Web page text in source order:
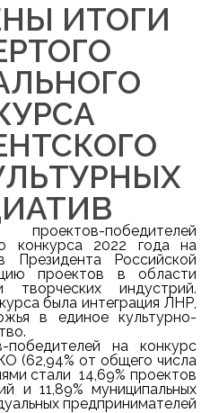
ИТОГИ
победителей
конкурса 2022 года на
Президента Российской
проектов в области
творческих индустрий.
была интеграция ЛНР,
в единое культурно-
победителей на конкурс
(62,94% от общего числа
стали 14,69% проектов
и 11,89% муниципальных
предпринимателей